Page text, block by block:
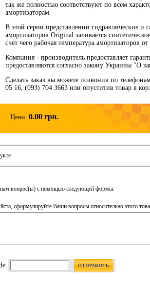
так же полностью соответствуют по всем
амортизаторам.
В этой серии представлении гидравлические и
амортизаторов Original заливается
счет чего рабочая температура амортизаторов
Компания - производитель предоставляет
предоставляются согласно закону Украины "О
Сделать заказ вы можете позвонив по
05 16, (093) 704 3663 или опуститив товар в
Цена: 0.00 грн.
нам вопрос(ы) с помощью следующей формы.
сформулируйте Ваши вопросы относительно этого
ОТПРАВИТЬ